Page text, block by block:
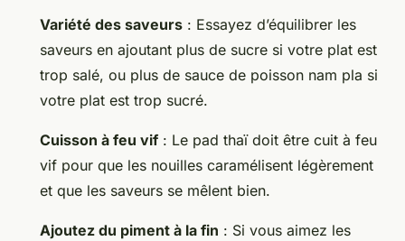
Variété des saveurs : Essayez d’équilibrer les
saveurs en ajoutant plus de sucre si votre plat est
trop salé, ou plus de sauce de poisson nam pla si
votre plat est trop sucré.
Cuisson à feu vif : Le pad thaï doit être cuit à feu
vif pour que les nouilles caramélisent légèrement
et que les saveurs se mêlent bien.
Ajoutez du piment à la fin : Si vous aimez les